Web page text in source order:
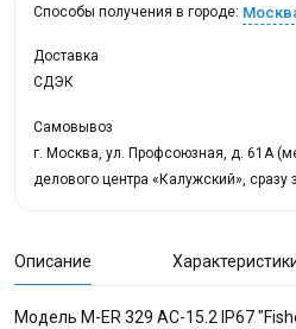
Способы получения в городе:
Доставка
СДЭК
Самовывоз
г. Москва, ул. Профсоюзная, д. 61А
делового центра «Калужский», сразу
Описание
Модель M-ER 329 AC-15.2 IP67